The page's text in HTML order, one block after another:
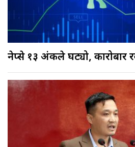
नेप्से १३ अंकले घट्यो, कारोबार